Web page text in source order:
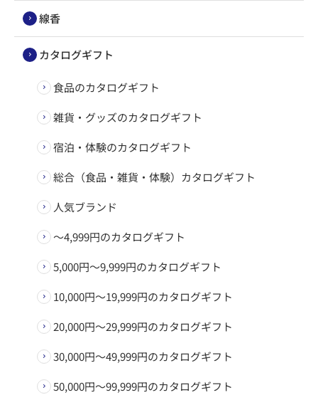
線香
カタログギフト
食品のカタログギフト
雑貨・グッズのカタログギフト
宿泊・体験のカタログギフト
総合（食品・雑貨・体験）カタログギフト
人気ブランド
～4,999円のカタログギフト
5,000円～9,999円のカタログギフト
10,000円～19,999円のカタログギフト
20,000円～29,999円のカタログギフト
30,000円～49,999円のカタログギフト
50,000円～99,999円のカタログギフト